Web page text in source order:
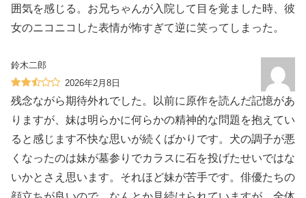
囲気を感じる。お兄ちゃんが入院して目を覚ました時、彼
女のニコニコした表情が怖すぎて逆に笑ってしまった。
鈴木二郎
2026年2月8日
残念ながら期待外れでした。以前に原作を読んだ記憶があ
りますが、妹は明らかに何らかの精神的な問題を抱えてい
ると感じます不快な思いが続くばかりです。犬の調子が悪
くなったのは妹が墓参りでカラスに石を投げたせいではな
いかとさえ思います。それほど妹が苦手です。俳優たちの